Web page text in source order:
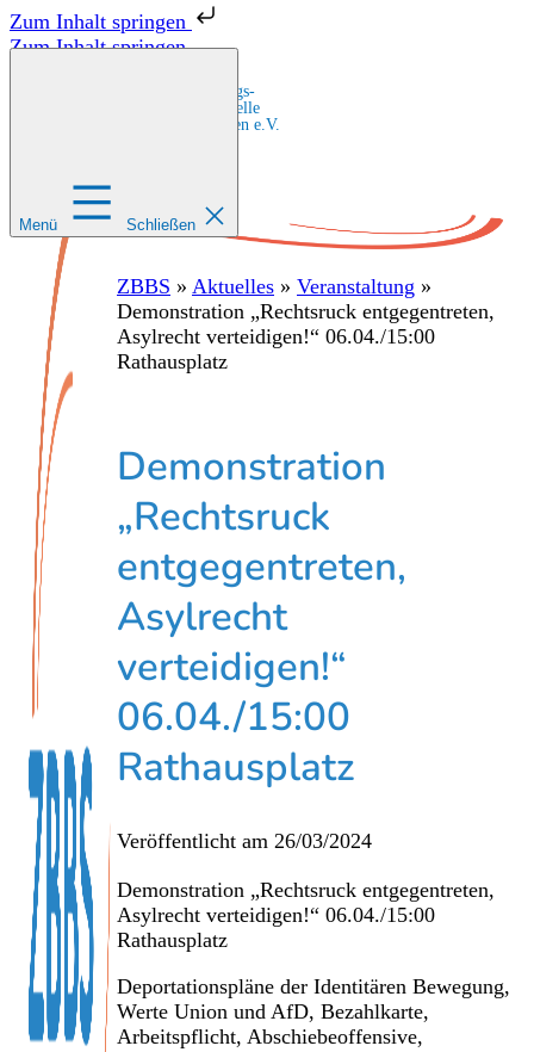
Zum Inhalt springen
Zum Inhalt springen
Zentrale Bildungs-
und Beratungsstelle
für Migrant:innen e.V.
Menü Schließen
ZBBS » Aktuelles » Veranstaltung »
Demonstration „Rechtsruck entgegentreten,
Asylrecht verteidigen!“ 06.04./15:00
Rathausplatz
Demonstration
„Rechtsruck
entgegentreten,
Asylrecht
verteidigen!“
06.04./15:00
Rathausplatz
Veröffentlicht am 26/03/2024
Demonstration „Rechtsruck entgegentreten,
Asylrecht verteidigen!“ 06.04./15:00
Rathausplatz
Deportationspläne der Identitären Bewegung,
Werte Union und AfD, Bezahlkarte,
Arbeitspflicht, Abschiebeoffensive,